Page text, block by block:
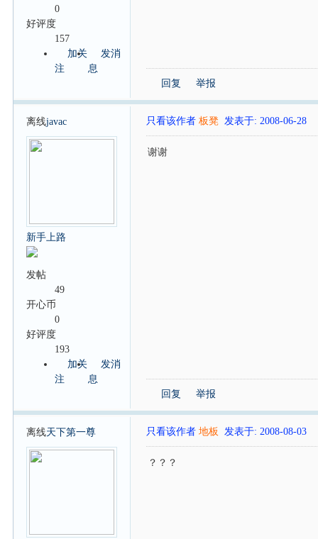
0
好评度
157
加关
注
发消
息
回复 举报
离线javac
新手上路
发帖
49
开心币
0
好评度
193
加关
注
发消
息
只看该作者 板凳 发表于: 2008-06-28
谢谢
回复 举报
离线天下第一尊 只看该作者 地板 发表于: 2008-08-03
？？？